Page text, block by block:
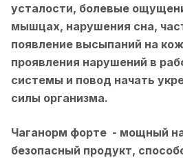
усталости, болевые
мышцах, нарушения сна,
появление высыпаний на
проявления нарушений в
системы и повод начать
силы организма.
Чаганорм форте - мощный
безопасный продукт,